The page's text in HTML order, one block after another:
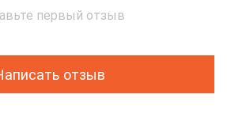
первый отзыв
отзыв